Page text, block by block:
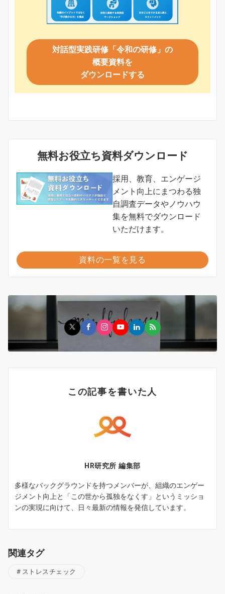
対話型実践研修「令和の研修」の
概要資料を
ダウンロードする
無料お役立ち資料ダウンロード
採用、教育、エンゲージ
メント向上にまつわる独
自調査データやノウハウ
集を無料でダウンロード
いただけます。
資料の一覧を見る
この記事を書いた人
HR研究所 編集部
多様なバックグラウンドを持つメンバーが、組織のエンゲー
ジメント向上と「この世から孤独をなくす」というミッショ
ンの実現に向けて、日々最新の情報を発信しています。
関連タグ
ストレスチェック